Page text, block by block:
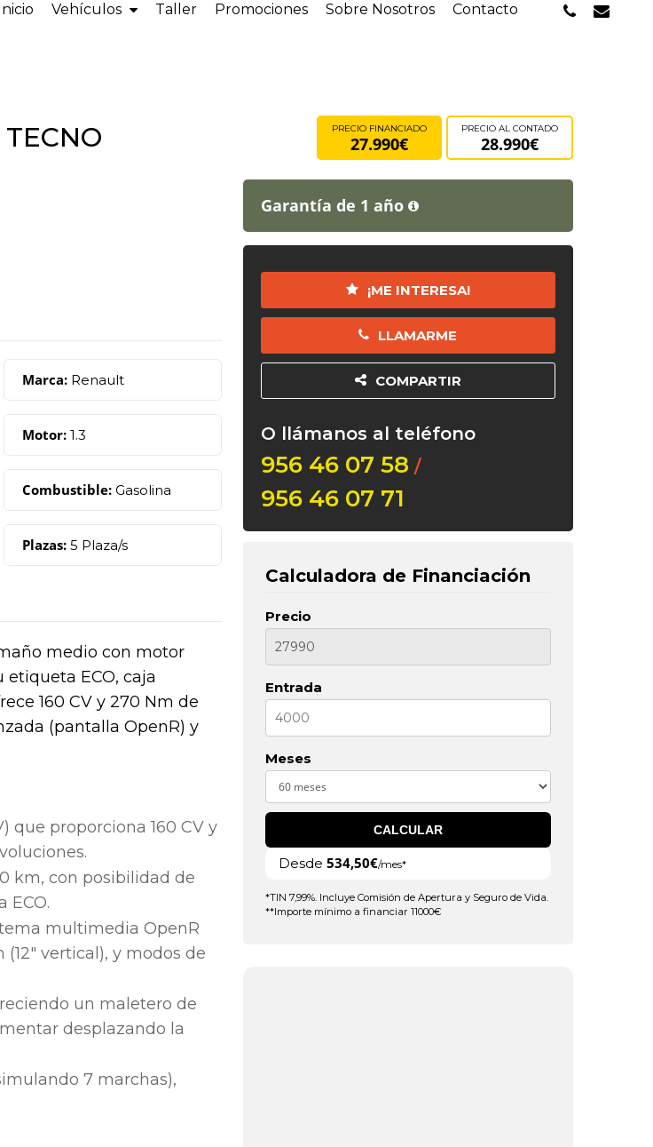
Inicio Vehículos Taller Promociones Sobre Nosotros Contacto phoneemail
PRECIO FINANCIADO
27.990€
PRECIO AL CONTADO
28.990€
Marca: Renault
Motor: 1.3
Combustible: Gasolina
Plazas: 5 Plaza/s
medio con motor
ECO, caja
160 CV y 270 Nm de
(pantalla OpenR) y
que proporciona 160 CV y
km, con posibilidad de
ECO.
multimedia OpenR
vertical), y modos de
un maletero de
desplazando la
7 marchas),
Garantía de 1 año
¡ME INTERESA!
LLAMARME
COMPARTIR
O llámanos al teléfono
956 46 07 58 /
956 46 07 71
Calculadora de Financiación
Precio
Entrada
Meses
CALCULAR
Desde 534,50€/mes*
*TIN 7,99%. Incluye Comisión de Apertura y Seguro de Vida.
**Importe mínimo a financiar 11000€